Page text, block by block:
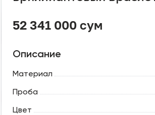
52 341 000 сум
Описание
Материал
Проба
Цвет